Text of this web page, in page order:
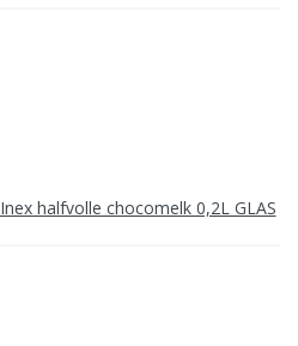
Inex halfvolle chocomelk 0,2L GLAS